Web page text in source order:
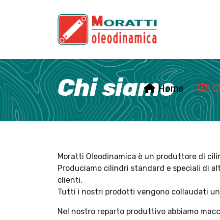
Home
Chi siamo
Moratti Oleodinamica è un produttore di
Produciamo cilindri standard e speciali di
clienti.
Tutti i nostri prodotti vengono collaudati
Nel nostro reparto produttivo abbiamo